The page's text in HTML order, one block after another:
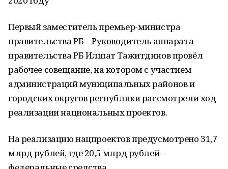
Первый заместитель премьер-министра
правительства РБ – Руководитель аппарата
правительства РБ Илшат Тажитдинов провёл
рабочее совещание, на котором с участием
администраций муниципальных районов и
городских округов республики рассмотрели ход
реализации национальных проектов.
На реализацию нацпроектов предусмотрено 31,7
млрд рублей, где 20,5 млрд рублей –